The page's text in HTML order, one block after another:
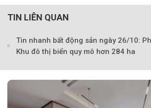
TIN LIÊN QUAN
Tin nhanh bất động sản ngày 26/10:
Khu đô thị biển quy mô hơn 284 ha